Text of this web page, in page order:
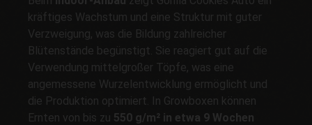
kräftiges Wachstum und eine Struktur mit guter
Verzweigung, was die Bildung zahlreicher
Blütenstände begünstigt. Sie reagiert gut auf die
Verwendung mittelgroßer Töpfe, was eine
angemessene Wurzelentwicklung ermöglicht und
die Produktion optimiert. In Growboxen können
Ernten von bis zu 550 g/m² in etwa 9 Wochen